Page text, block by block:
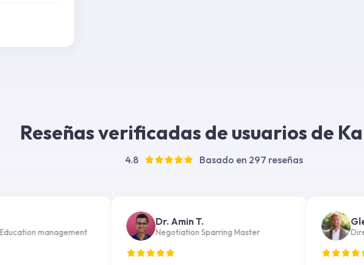
Reseñas verificadas de usuarios de
4.8 Basado en 297 reseñas
management
Dr. Amin T.
Negotiation Sparring Master
Glen S.
Director,